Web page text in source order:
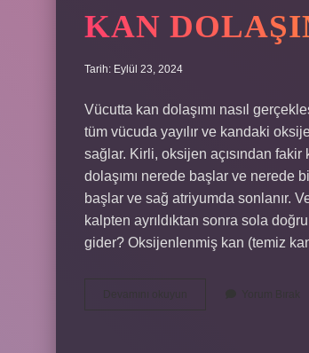
KAN
Tarih: Eylül 23, 2024
Vücutta kan dolaşımı nasıl
tüm vücuda yayılır ve kandaki
sağlar. Kirli, oksijen açısından fakir
dolaşımı nerede başlar ve nerede
başlar ve sağ atriyumda sonlanır.
kalpten ayrıldıktan sonra sola
gider? Oksijenlenmiş kan (temiz